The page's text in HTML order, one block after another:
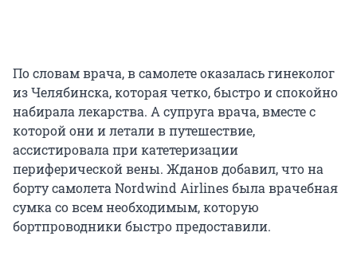
По словам врача, в самолете оказалась гинеколог
из Челябинска, которая четко, быстро и спокойно
набирала лекарства. А супруга врача, вместе с
которой они и летали в путешествие,
ассистировала при катетеризации
периферической вены. Жданов добавил, что на
борту самолета Nordwind Airlines была врачебная
сумка со всем необходимым, которую
бортпроводники быстро предоставили.